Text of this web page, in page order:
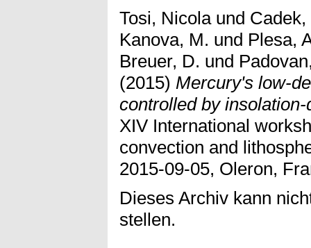
Tosi, Nicolaund Cadek,
Kanova, M. und Plesa,
Breuer, D. und
(2015) Mercury's low-
controlled by
XIV International
convection and
2015-09-05, Oleron,
Dieses Archiv kann
stellen.